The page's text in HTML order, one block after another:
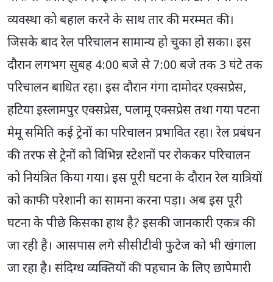
व्यवस्था को बहाल करने के साथ तार की मरम्मत की।
जिसके बाद रेल परिचालन सामान्य हो चुका हो सका। इस
दौरान लगभग सुबह 4:00 बजे से 7:00 बजे तक 3 घंटे तक
परिचालन बाधित रहा। इस दौरान गंगा दामोदर एक्सप्रेस,
हटिया इस्लामपुर एक्सप्रेस, पलामू एक्सप्रेस तथा गया पटना
मेमू समिति कई ट्रेनों का परिचालन प्रभावित रहा। रेल प्रबंधन
की तरफ से ट्रेनों को विभिन्न स्टेशनों पर रोककर परिचालन
को नियंत्रित किया गया। इस पूरी घटना के दौरान रेल यात्रियों
को काफी परेशानी का सामना करना पड़ा। अब इस पूरी
घटना के पीछे किसका हाथ है? इसकी जानकारी एकत्र की
जा रही है। आसपास लगे सीसीटीवी फुटेज को भी खंगाला
जा रहा है। संदिग्ध व्यक्तियों की पहचान के लिए छापेमारी